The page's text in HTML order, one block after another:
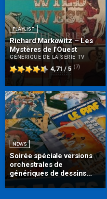
PLAYLIST
Richard Markowitz – Les
Mystères de l’Ouest
GÉNÉRIQUE DE LA SÉRIE TV
4,71 / 5 (7)
NEWS
Soirée spéciale versions
orchestrales de
génériques de dessins
animés